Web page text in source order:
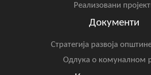
Реализовани
Документи
Стратегија развоја
Одлука о комуналном